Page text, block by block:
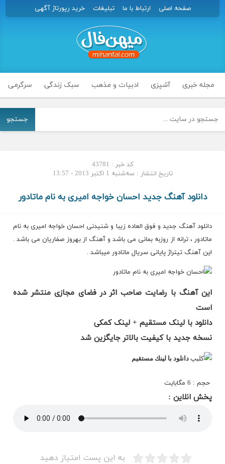
صفحه اصلی ارتباط با ما تبلیغات خرید رپورتاژ آگهی
مجله خبری آشپزی ادبیات و مذهب سبک زندگی سرگرمی
جستجو
کد خبر : 43781
تاریخ انتشار : سه‌شنبه 1 اکتبر 2013 - 13:57
دانلود آهنگ جدید احسان خواجه امیری به نام ماتادور
دانلود آهنگ جدید و فوق العاده زیبا و شنیدنی احسان خواجه امیری به نام
ماتادور ، ترانه از روزبه بمانی می باشد و آهنگ از بهروز صفاریان می باشد .
این آهنگ تیتراژ پایانی سریال ماتادور میباشد .
این آهنگ با رضایت صاحب اثر در فضای مجازی منتشر شده
است
دانلود با لینک مستقیم + لینک کمکی
نسخه جدید با کیفیت بالاتر جایگزین شد
دانلود با لينك مستقيم
حجم : 6 مگابایت
پخش انلاین :
به این پست امتیاز دهید